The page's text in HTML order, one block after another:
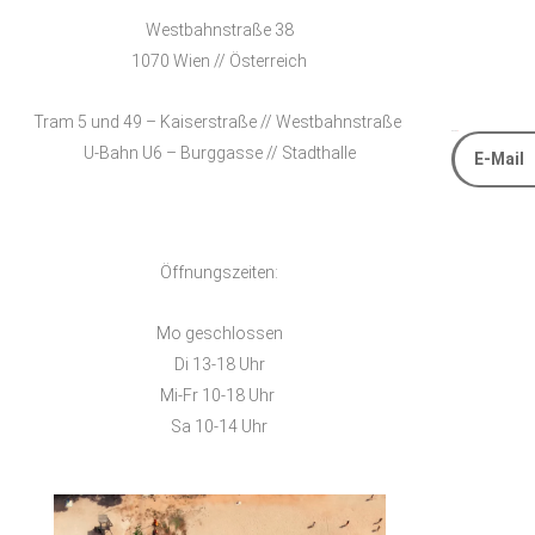
Westbahnstraße 38
1070 Wien // Österreich
Tram 5 und 49 – Kaiserstraße // Westbahnstraße
U-Bahn U6 – Burggasse // Stadthalle
Öffnungszeiten:
Mo geschlossen
Di 13-18 Uhr
Mi-Fr 10-18 Uhr
Sa 10-14 Uhr